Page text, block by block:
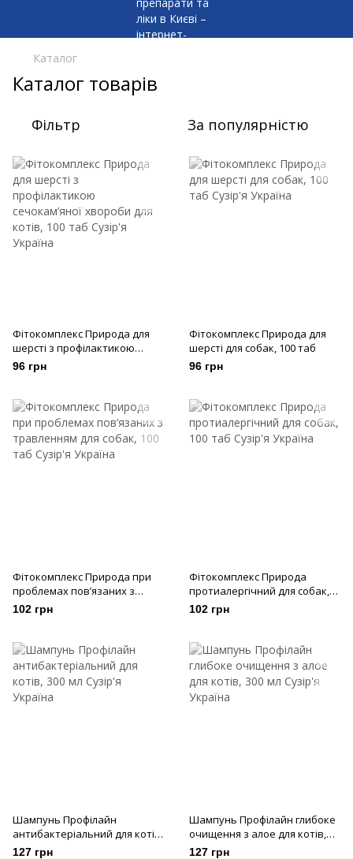
Каталог
Каталог товарів
Фільтр За популярністю
Фітокомплекс Природа для
шерсті з профілактикою
сечокам’яної хвороби для
котів, 100 таб
96 грн
Фітокомплекс Природа для
шерсті для собак, 100 таб
96 грн
Фітокомплекс Природа при
проблемах пов’язаних з
травленням для собак, 100
102 грн
Фітокомплекс Природа
протиалергічний для собак,
100 таб
102 грн
Шампунь Профілайн
антибактеріальний для котів,
300 мл
127 грн
Шампунь Профілайн глибоке
очищення з алое для котів,
300 мл
127 грн